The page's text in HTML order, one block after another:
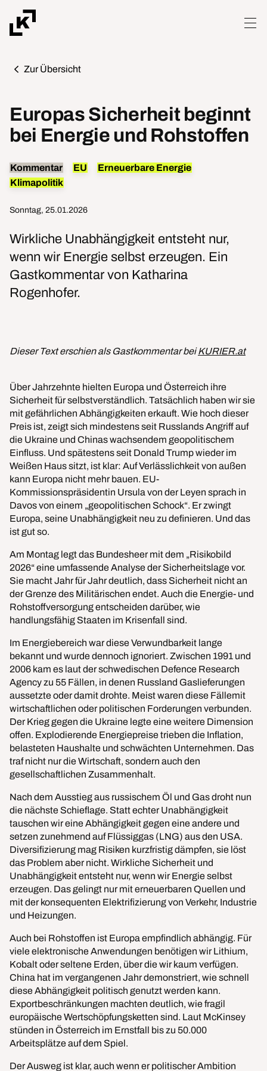
Zur Übersicht
Europas Sicherheit beginnt
bei Energie und Rohstoffen
Kommentar EU
Erneuerbare Energie
Klimapolitik
Sonntag, 25.01.2026
Wirkliche Unabhängigkeit entsteht nur,
wenn wir Energie selbst erzeugen. Ein
Gastkommentar von Katharina
Rogenhofer.
Dieser Text erschien als Gastkommentar beiKURIER.at
Über Jahrzehnte hielten Europa und Österreich ihre
Sicherheit für selbstverständlich. Tatsächlich haben wir sie
mit gefährlichen Abhängigkeiten erkauft. Wie hoch dieser
Preis ist, zeigt sich mindestens seit Russlands Angriff auf
die Ukraine und Chinas wachsendem geopolitischem
Einfluss. Und spätestens seit Donald Trump wieder im
Weißen Haus sitzt, ist klar: Auf Verlässlichkeit von außen
kann Europa nicht mehr bauen. EU-
Kommissionspräsidentin Ursula von der Leyen sprach in
Davos von einem „geopolitischen Schock“. Er zwingt
Europa, seine Unabhängigkeit neu zu definieren. Und das
ist gut so.
Am Montag legt das Bundesheer mit dem „Risikobild
2026“ eine umfassende Analyse der Sicherheitslage vor.
Sie macht Jahr für Jahr deutlich, dass Sicherheit nicht an
der Grenze des Militärischen endet. Auch die Energie- und
Rohstoffversorgung entscheiden darüber, wie
handlungsfähig Staaten im Krisenfall sind.
Im Energiebereich war diese Verwundbarkeit lange
bekannt und wurde dennoch ignoriert. Zwischen 1991 und
2006 kam es laut der schwedischen Defence Research
Agency zu 55 Fällen, in denen Russland Gaslieferungen
aussetzte oder damit drohte. Meist waren diese Fällemit
wirtschaftlichen oder politischen Forderungen verbunden.
Der Krieg gegen die Ukraine legte eine weitere Dimension
offen. Explodierende Energiepreise trieben die Inflation,
belasteten Haushalte und schwächten Unternehmen. Das
traf nicht nur die Wirtschaft, sondern auch den
gesellschaftlichen Zusammenhalt.
Nach dem Ausstieg aus russischem Öl und Gas droht nun
die nächste Schieflage. Statt echter Unabhängigkeit
tauschen wir eine Abhängigkeit gegen eine andere und
setzen zunehmend auf Flüssiggas (LNG) aus den USA.
Diversifizierung mag Risiken kurzfristig dämpfen, sie löst
das Problem aber nicht. Wirkliche Sicherheit und
Unabhängigkeit entsteht nur, wenn wir Energie selbst
erzeugen. Das gelingt nur mit erneuerbaren Quellen und
mit der konsequenten Elektrifizierung von Verkehr, Industrie
und Heizungen.
Auch bei Rohstoffen ist Europa empfindlich abhängig. Für
viele elektronische Anwendungen benötigen wir Lithium,
Kobalt oder seltene Erden, über die wir kaum verfügen.
China hat im vergangenen Jahr demonstriert, wie schnell
diese Abhängigkeit politisch genutzt werden kann.
Exportbeschränkungen machten deutlich, wie fragil
europäische Wertschöpfungsketten sind. Laut McKinsey
stünden in Österreich im Ernstfall bis zu 50.000
Arbeitsplätze auf dem Spiel.
Der Ausweg ist klar, auch wenn er politischer Ambition